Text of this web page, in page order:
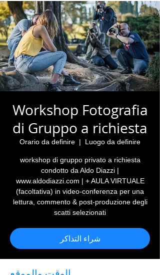
Workshop Fotografia
di Gruppo a richiesta
Orario da definire
  |
Luogo da definire
workshop di gruppo privato a richiesta
condotto da Aldo Diazzi |
www.aldodiazzi.com | + AULA VIRTUALE
(facoltativa) in video-conferenza per una
lettura, commento & post-produzione degli
scatti selezionati
شراء التذاكر